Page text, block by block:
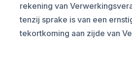
rekening van
tenzij sprake is van een
tekortkoming aan zijde van